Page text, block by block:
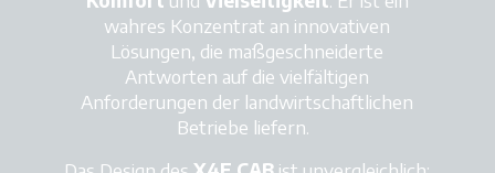
wahres Konzentrat an innovativen
Lösungen, die maßgeschneiderte
Antworten auf die vielfältigen
Anforderungen der landwirtschaftlichen
Betriebe liefern.